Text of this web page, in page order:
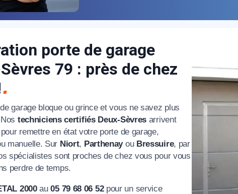
porte de garage
79 : près de chez
garage bloque ou grince et vous ne savez plus
techniciens certifiés Deux-Sèvres arrivent
remettre en état votre porte de garage,
manuelle. Sur Niort, Parthenay ou Bressuire, par
spécialistes sont proches de chez vous pour vous
perdre de temps.
2000au05 79 68 06 52pour un service
vous remercions pour
confiance !
Prénom